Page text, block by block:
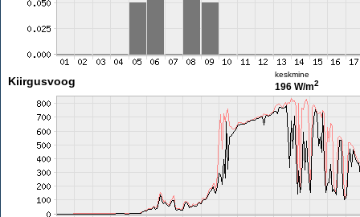
Kiirgusvoog
keskmine
196 W/m2